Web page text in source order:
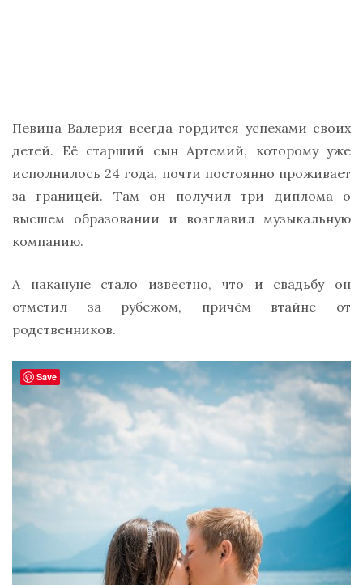
Певица Валерия всегда гордится успехами своих
детей. Её старший сын Артемий, которому уже
исполнилось 24 года, почти постоянно проживает
за границей. Там он получил три диплома о
высшем образовании и возглавил музыкальную
компанию.
А накануне стало известно, что и свадьбу он
отметил за рубежом, причём втайне от
родственников.
Save